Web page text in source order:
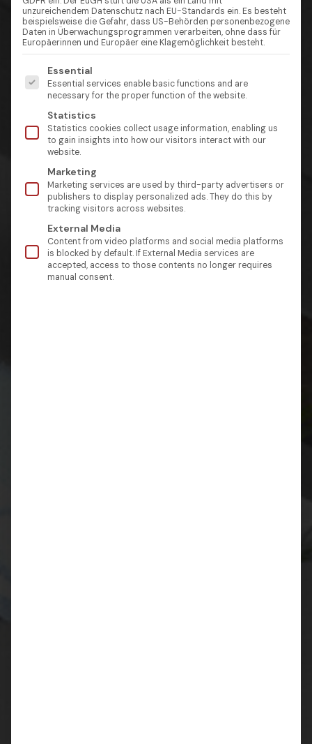
unzureichendem Datenschutz nach EU-Standards ein. Es besteht
beispielsweise die Gefahr, dass US-Behörden personenbezogene
Daten in Überwachungsprogrammen verarbeiten, ohne dass für
Europäerinnen und Europäer eine Klagemöglichkeit besteht.
Es folgt eine Liste der Service-Gruppen, für die eine
Essential
Essential services enable basic functions and are
necessary for the proper function of the website.
Statistics
Statistics cookies collect usage information, enabling us
to gain insights into how our visitors interact with our
website.
Marketing
Marketing services are used by third-party advertisers or
publishers to display personalized ads. They do this by
tracking visitors across websites.
External Media
Content from video platforms and social media platforms
is blocked by default. If External Media services are
accepted, access to those contents no longer requires
manual consent.